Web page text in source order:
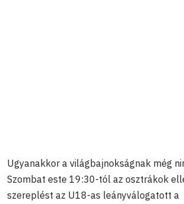
Ugyanakkor a világbajnokságnak még
Szombat este 19:30-tól az osztrákok
szereplést az U18-as leányválogatott a